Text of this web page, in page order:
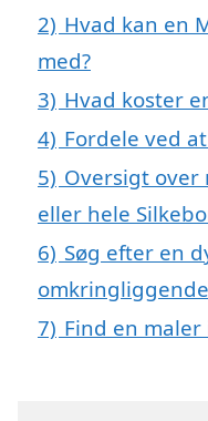
2) Hvad kan en
med?
3) Hvad koster
4) Fordele ved
5) Oversigt over
eller hele
6) Søg efter en
7) Find en